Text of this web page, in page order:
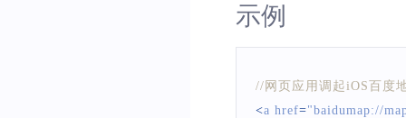
示例
//网页应用调起iOS百度
<a href="baidumap://